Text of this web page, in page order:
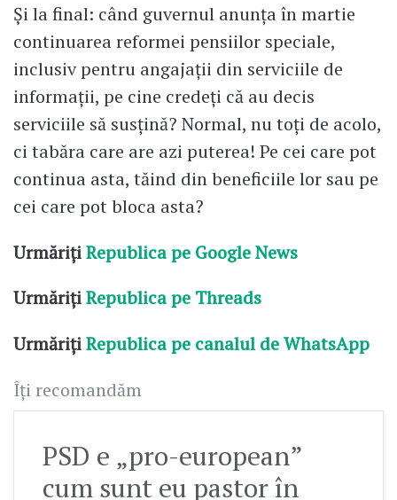
Și la final: când guvernul anunța în martie
continuarea reformei pensiilor speciale,
inclusiv pentru angajații din serviciile de
informații, pe cine credeți că au decis
serviciile să susțină? Normal, nu toți de acolo,
ci tabăra care are azi puterea! Pe cei care pot
continua asta, tăind din beneficiile lor sau pe
cei care pot bloca asta?
UrmărițiRepublica pe Google News
UrmărițiRepublica pe Threads
UrmărițiRepublica pe canalul de WhatsApp
Îți recomandăm
PSD e „pro-european”
cum sunt eu pastor în